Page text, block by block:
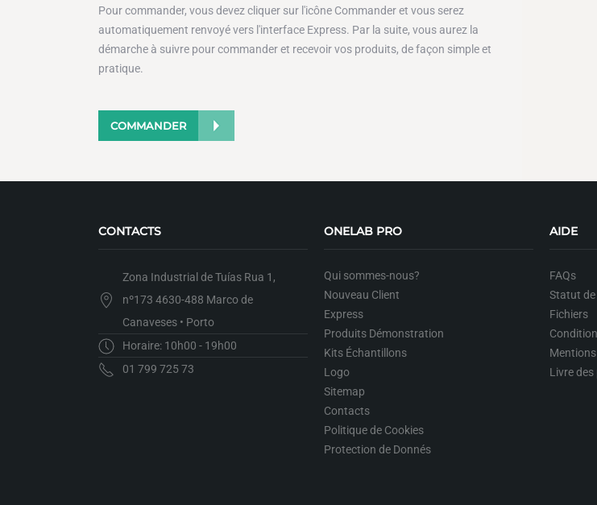
Pour commander, vous devez cliquer sur l'icône Commander et vous serez
automatiquement renvoyé vers l'interface Express. Par la suite, vous aurez la
démarche à suivre pour commander et recevoir vos produits, de façon simple et
pratique.
COMMANDER
CONTACTS
Zona Industrial de Tuías Rua 1,
nº173 4630-488 Marco de
Canaveses • Porto
Horaire: 10h00 - 19h00
01 799 725 73
ONELAB PRO
Qui sommes-nous?
Nouveau Client
Express
Produits Démonstration
Kits Échantillons
Logo
Sitemap
Contacts
Politique de Cookies
Protection de Donnés
AIDE
FAQs
Statut
Fichiers
Livre